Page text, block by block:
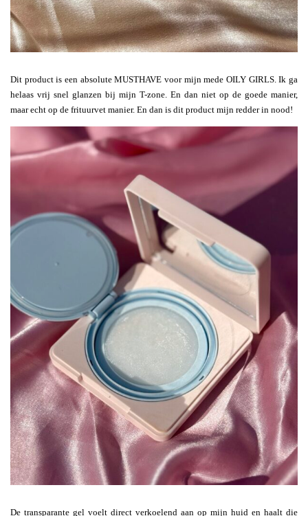
Dit product is een absolute MUSTHAVE voor mijn mede OILY GIRLS. Ik ga
helaas vrij snel glanzen bij mijn T-zone. En dan niet op de goede manier,
maar echt op de frituurvet manier. En dan is dit product mijn redder in nood!
De transparante gel voelt direct verkoelend aan op mijn huid en haalt die